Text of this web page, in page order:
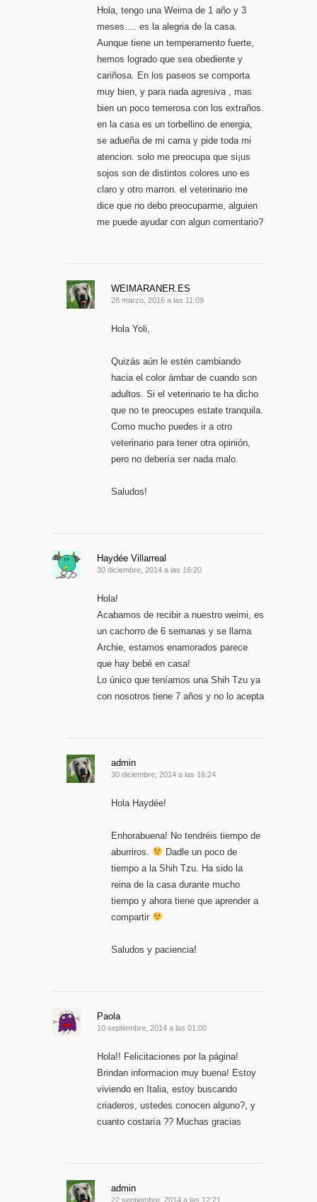
Hola, tengo una Weima de 1 año y 3
meses…. es la alegria de la casa.
Aunque tiene un temperamento fuerte,
hemos logrado que sea obediente y
cariñosa. En los paseos se comporta
muy bien, y para nada agresiva , mas
bien un poco temerosa con los extraños.
en la casa es un torbellino de energia,
se adueña de mi cama y pide toda mi
atencion. solo me preocupa que si¡us
sojos son de distintos colores uno es
claro y otro marron. el veterinario me
dice que no debo preocuparme, alguien
me puede ayudar con algun comentario?
WEIMARANER.ES
28 marzo, 2016 a las 11:09
Hola Yoli,
Quizás aún le estén cambiando
hacia el color ámbar de cuando son
adultos. Si el veterinario te ha dicho
que no te preocupes estate tranquila.
Como mucho puedes ir a otro
veterinario para tener otra opinión,
pero no debería ser nada malo.
Saludos!
Haydée Villarreal
30 diciembre, 2014 a las 16:20
Hola!
Acabamos de recibir a nuestro weimi, es
un cachorro de 6 semanas y se llama
Archie, estamos enamorados parece
que hay bebé en casa!
Lo único que teníamos una Shih Tzu ya
con nosotros tiene 7 años y no lo acepta
admin
30 diciembre, 2014 a las 16:24
Hola Haydée!
Enhorabuena! No tendréis tiempo de
aburriros.
Dadle un poco de
tiempo a la Shih Tzu. Ha sido la
reina de la casa durante mucho
tiempo y ahora tiene que aprender a
compartir
Saludos y paciencia!
Paola
10 septiembre, 2014 a las 01:00
Hola!! Felicitaciones por la página!
Brindan informacion muy buena! Estoy
viviendo en Italia, estoy buscando
criaderos, ustedes conocen alguno?, y
cuanto costaría ?? Muchas gracias
admin
22 septiembre, 2014 a las 12:21